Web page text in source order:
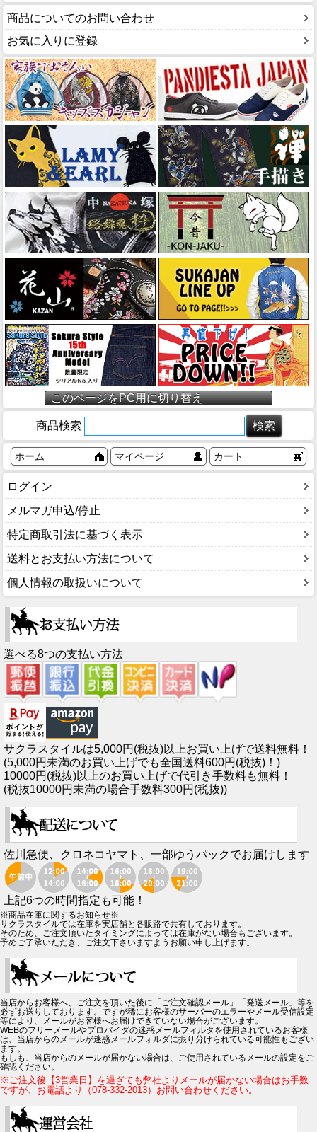
商品についてのお問い合わせ
お気に入りに登録
このページをPC用に切り替え
商品検索
ホーム マイページ カート
ログイン
メルマガ申込/停止
特定商取引法に基づく表示
送料とお支払い方法について
個人情報の取扱いについて
選べる8つの支払い方法
サクラスタイルは5,000円(税抜)以上お買い上げで送料無料！
(5,000円未満のお買い上げでも全国送料600円(税抜)！)
10000円(税抜)以上のお買い上げで代引き手数料も無料！
(税抜10000円未満の場合手数料300円(税抜))
佐川急便、クロネコヤマト、一部ゆうパックでお届けします
上記6つの時間指定も可能！
※商品在庫に関するお知らせ※
サクラスタイルでは在庫を実店舗と各販路で共有しております。
そのため、ご注文頂いたタイミングによっては在庫がない場合もございます。
予めご了承いただき、ご注文下さいますようお願い申し上げます。
当店からお客様へ、ご注文を頂いた後に「ご注文確認メール」「発送メール」等を
必ずお送りしております。ですが稀にお客様のサーバーのエラーやメール受信設定
等により、メールがお客様へお届けできていない場合がございます。
WEBのフリーメールやプロバイダの迷惑メールフィルタを使用されているお客様
は、当店からのメールが迷惑メールフォルダに振り分けられている可能性もござい
ます。
もしも、当店からのメールが届かない場合は、ご使用されているメールの設定をご
確認ください。
※ご注文後【3営業日】を過ぎても弊社よりメールが届かない場合はお手数
ですが、お電話より（078-332-2013）お問い合わせください。